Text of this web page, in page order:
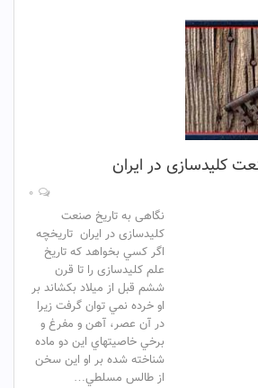
کلیدسازی در ایران
نگاهی به تاریخ صنعت
کلیدسازی در ایران تاريخچه
اگر كسي بخواهد كه تاريخ
علم کلیدسازی را تا قرن
ششم قبل از ميلاد بكشاند بر
او خرده نمي توان گرفت زيرا
در آن عصر، آهن و مفرغ و
برخي خاصيتهاي اين دو ماده
شناخته شده بر او اين سخن
از طالس مسلطي…